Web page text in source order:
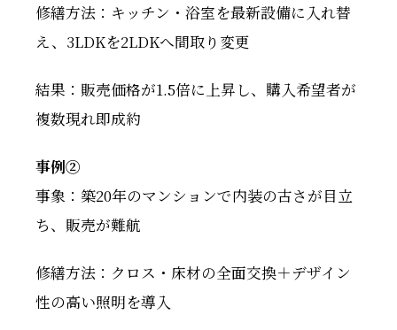
修繕方法：キッチン・浴室を最新設備に入れ替
え、3LDKを2LDKへ間取り変更
結果：販売価格が1.5倍に上昇し、購入希望者が
複数現れ即成約
事例②
事象：築20年のマンションで内装の古さが目立
ち、販売が難航
修繕方法：クロス・床材の全面交換＋デザイン
性の高い照明を導入